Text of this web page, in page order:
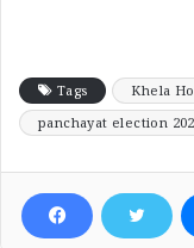
Tags Khela
panchayat election